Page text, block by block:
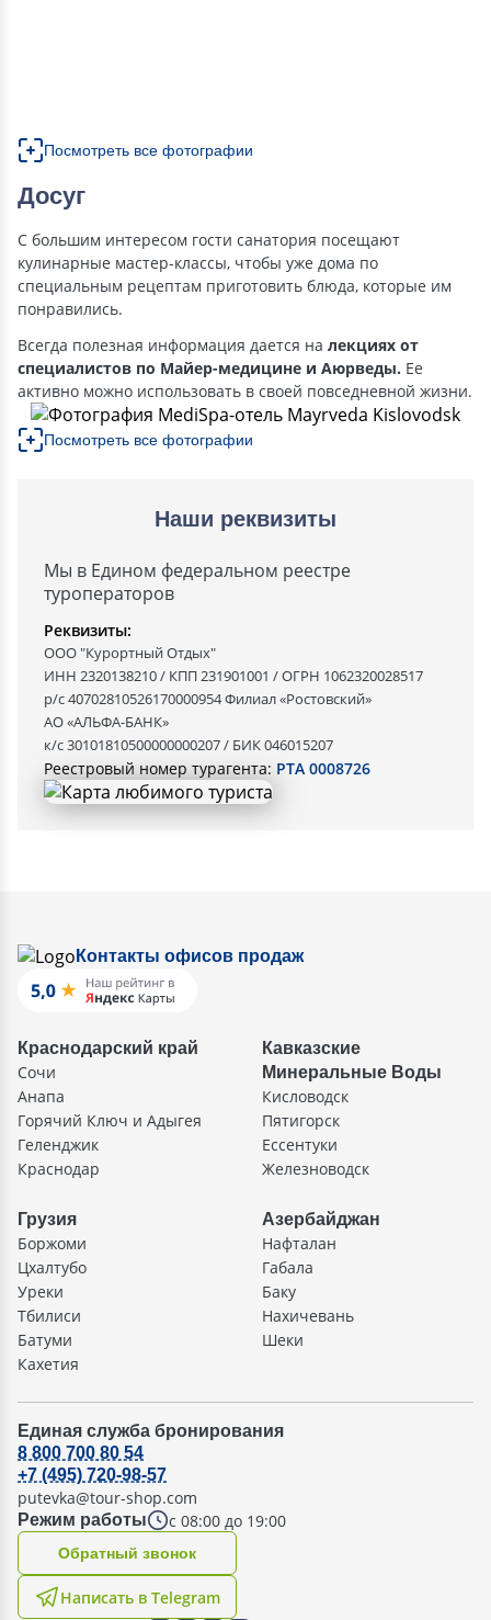
Посмотреть все фотографии
Досуг
С большим интересом гости санатория посещают
кулинарные мастер-классы, чтобы уже дома по
специальным рецептам приготовить блюда, которые им
понравились.
Всегда полезная информация дается на лекциях от
специалистов по Майер-медицине и Аюрведы. Ее
активно можно использовать в своей повседневной жизни.
Посмотреть все фотографии
Наши реквизиты
Мы в Едином федеральном реестре
туроператоров
Реквизиты:
ООО "Курортный Отдых"
ИНН 2320138210 / КПП 231901001 / ОГРН 1062320028517
р/с 40702810526170000954 Филиал «Ростовский»
АО «АЛЬФА-БАНК»
к/с 30101810500000000207 / БИК 046015207
Реестровый номер турагента: РТА 0008726
Контакты офисов продаж
Краснодарский край
Сочи
Анапа
Горячий Ключ и Адыгея
Геленджик
Краснодар
Кавказские
Минеральные Воды
Кисловодск
Пятигорск
Ессентуки
Железноводск
Грузия
Боржоми
Цхалтубо
Уреки
Тбилиси
Батуми
Кахетия
Азербайджан
Нафталан
Габала
Баку
Нахичевань
Шеки
Единая служба бронирования
Режим работы с 08:00 до 19:00
8 800 700 80 54
+7 (495) 720-98-57
putevka@tour-shop.com
Написать в Telegram
Oбратный звонок